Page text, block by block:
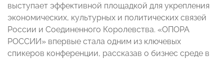
выступает эффективной площадкой для укрепления
экономических, культурных и политических связей
России и Соединенного Королевства. «ОПОРА
РОССИИ» впервые стала одним из ключевых
спикеров конференции, рассказав о бизнес среде в